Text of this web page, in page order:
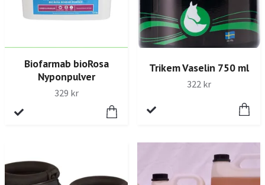
Biofarmab bioRosa
Nyponpulver
329 kr
Trikem Vaselin 750 ml
322 kr